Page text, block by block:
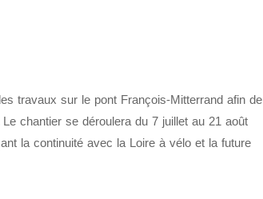
travaux sur le pont François-Mitterrand afin de
chantier se déroulera du 7 juillet au 21 août
la continuité avec la Loire à vélo et la future